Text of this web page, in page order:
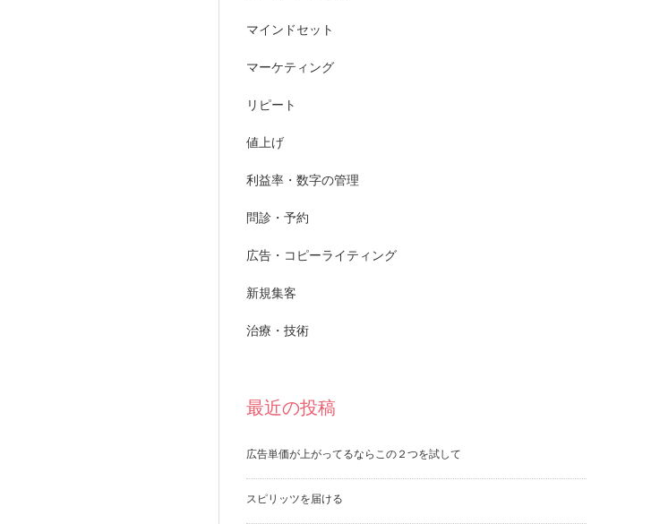
マインドセット
マーケティング
リピート
値上げ
利益率・数字の管理
問診・予約
広告・コピーライティング
新規集客
治療・技術
最近の投稿
広告単価が上がってるならこの２つを試して
スピリッツを届ける